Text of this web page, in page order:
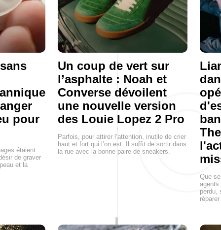
pour
étaient
de graver
et la
Un coup de vert sur
l’asphalte : Noah et
Converse dévoilent
une nouvelle version
des Louie Lopez 2 Pro
Parfois, pour attirer l’attention, inutile de crier
haut et fort qui l’on est. Il suffit de sortir dans
la rue avec la bonne paire de sneakers.
Que
agents
perdu,
réparer